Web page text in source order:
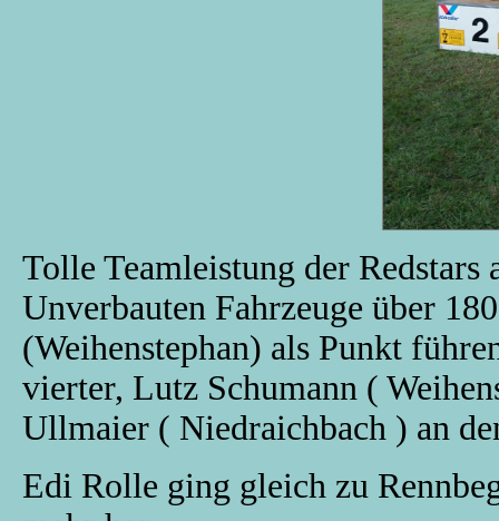
Tolle Teamleistung der Redstars
Unverbauten Fahrzeuge über
(Weihenstephan) als Punkt
vierter, Lutz Schumann (
Ullmaier ( Niedraichbach ) an
Edi Rolle ging gleich zu